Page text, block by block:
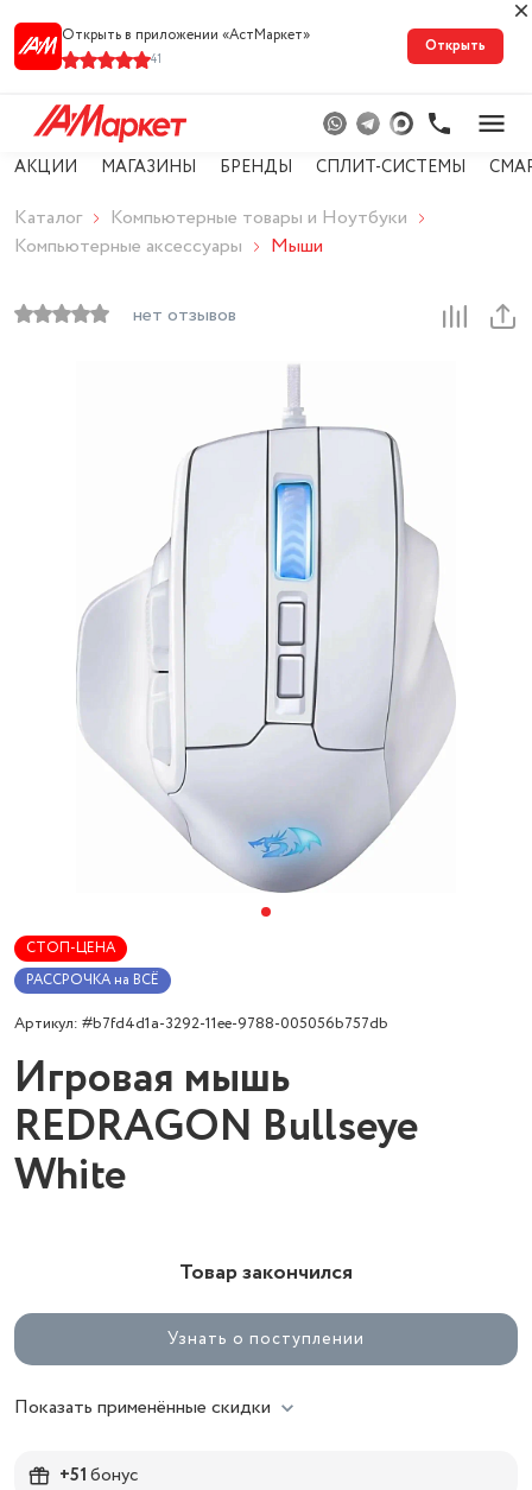
Открыть в приложении «АстМарке‪т‬»
41
Открыть
АКЦИИ МАГАЗИНЫ БРЕНДЫ СПЛИТ-СИСТЕМЫ
Каталог
Компьютерные товары и Ноутбуки
Компьютерные аксессуары
Мыши
нет отзывов
СТОП-ЦЕНА
РАССРОЧКА на ВСЁ
Артикул: #b7fd4d1a-3292-11ee-9788-005056b757db
Игровая мышь
REDRAGON Bullseye
White
Товар закончился
Узнать о поступлении
Показать применённые скидки
+51бонус